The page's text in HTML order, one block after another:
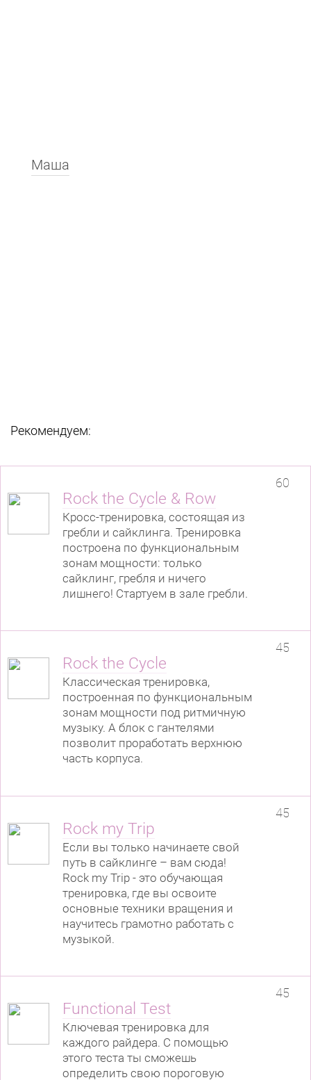
Маша
Рекомендуем:
Rock the Cycle & Row
Кросс-тренировка, состоящая из
гребли и сайклинга. Тренировка
построена по функциональным
зонам мощности: только
сайклинг, гребля и ничего
лишнего! Стартуем в зале гребли.
60
Rock the Cycle
Классическая тренировка,
построенная по функциональным
зонам мощности под ритмичную
музыку. А блок с гантелями
позволит проработать верхнюю
часть корпуса.
45
Rock my Trip
Если вы только начинаете свой
путь в сайклинге – вам сюда!
Rock my Trip - это обучающая
тренировка, где вы освоите
основные техники вращения и
научитесь грамотно работать с
музыкой.
45
Functional Test
Ключевая тренировка для
каждого райдера. С помощью
этого теста ты сможешь
определить свою пороговую
45